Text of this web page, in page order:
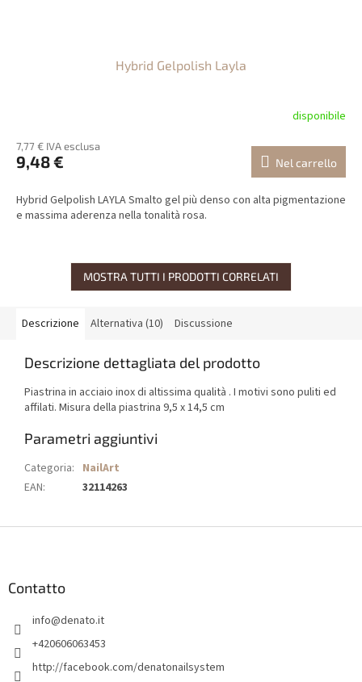
Hybrid Gelpolish Layla
disponibile
7,77 € IVA esclusa
9,48 € Nel carrello
Hybrid Gelpolish LAYLA Smalto gel più denso con alta pigmentazione
e massima aderenza nella tonalità rosa.
MOSTRA TUTTI I PRODOTTI CORRELATI
Descrizione Alternativa (10) Discussione
Descrizione dettagliata del prodotto
Piastrina in acciaio inox di altissima qualità . I motivi sono puliti ed
affilati. Misura della piastrina 9,5 x 14,5 cm
Parametri aggiuntivi
Categoria: NailArt
EAN: 32114263
Contatto
info@denato.it
+420606063453
http://facebook.com/denatonailsystem